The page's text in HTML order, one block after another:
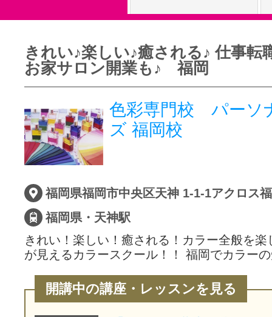
グッドスク
掲載のお問
きれい♪楽しい♪癒される♪ 仕事
お家サロン開業も♪ 福岡
色彩専門校 パーソ
ズ 福岡校
福岡県福岡市中央区天神 1-1-1アクロス
福岡県・天神駅
きれい！楽しい！癒される！カラー全般を
が見えるカラースクール！！ 福岡でカラー
開講中の講座・レッスンを見る